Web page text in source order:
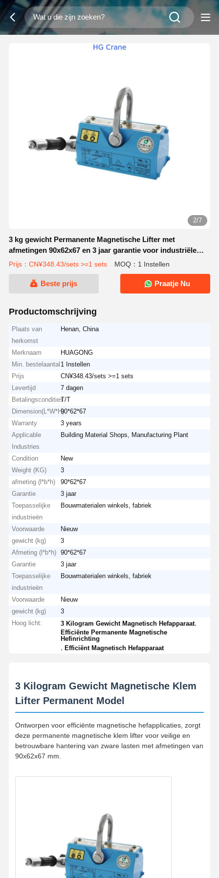
2/7
3 kg gewicht Permanente Magnetische Lifter met
afmetingen 90x62x67 en 3 jaar garantie voor industriële
opheffing
Prijs：CN¥348.43/sets >=1 sets MOQ：1 Instellen
Beste prijs Praatje Nu
Productomschrijving
Plaats van
herkomst
Henan, China
Merknaam
HUAGONG
Min. bestelaantal 1 Instellen
Prijs
CN¥348.43/sets >=1 sets
Levertijd
7 dagen
BetalingsconditiesT/T
Dimension(L*W*H)90*62*67
Warranty
3 years
Applicable
Industries
Building Material Shops, Manufacturing Plant
Condition
New
Weight (KG)
3
afmeting (l*b*h)
90*62*67
Garantie
3 jaar
Toepasselijke
industrieën
Bouwmaterialen winkels, fabriek
Voorwaarde
Nieuw
gewicht (kg)
3
Afmeting (l*b*h)
90*62*67
Garantie
3 jaar
Toepasselijke
industrieën
Bouwmaterialen winkels, fabriek
Voorwaarde
Nieuw
gewicht (kg)
3
Hoog licht:
3 Kilogram Gewicht Magnetisch Hefapparaat
Efficiënte Permanente Magnetische
Hefinrichting
,Efficiënt Magnetisch Hefapparaat
3 Kilogram Gewicht Magnetische Klem
Lifter Permanent Model
Ontworpen voor efficiënte magnetische hefapplicaties, zorgt
deze permanente magnetische klem lifter voor veilige en
betrouwbare hantering van zware lasten met afmetingen van
90x62x67 mm.